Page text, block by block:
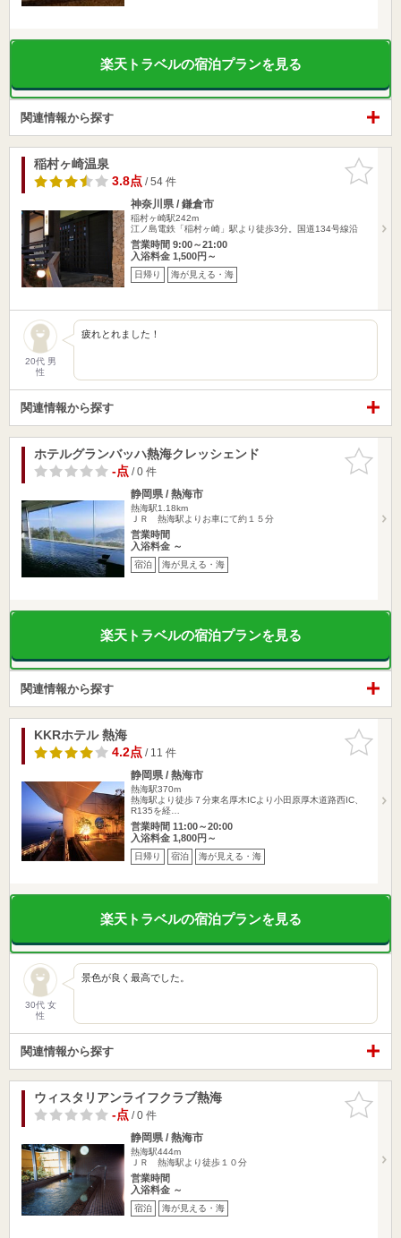
楽天トラベルの宿泊プランを見る
関連情報から探す
お気に入
りに追加
稲村ヶ崎温泉
3.8点/ 54 件
神奈川県 / 鎌倉市
稲村ヶ崎駅242m
江ノ島電鉄「稲村ヶ崎」駅より徒歩3分。国道134号線沿
営業時間 9:00～21:00
入浴料金 1,500円～
日帰り 海が見える・海
20代 男
性
疲れとれました！
関連情報から探す
お気に入
りに追加
ホテルグランバッハ熱海クレッシェンド
-点/ 0 件
静岡県 / 熱海市
熱海駅1.18km
ＪＲ 熱海駅よりお車にて約１５分
営業時間
入浴料金 ～
宿泊 海が見える・海
楽天トラベルの宿泊プランを見る
関連情報から探す
お気に入
りに追加
KKRホテル 熱海
4.2点/ 11 件
静岡県 / 熱海市
熱海駅370m
熱海駅より徒歩７分東名厚木ICより小田原厚木道路西IC、
R135を経…
営業時間 11:00～20:00
入浴料金 1,800円～
日帰り 宿泊 海が見える・海
楽天トラベルの宿泊プランを見る
30代 女
性
景色が良く最高でした。
関連情報から探す
お気に入
りに追加
ウィスタリアンライフクラブ熱海
-点/ 0 件
静岡県 / 熱海市
熱海駅444m
ＪＲ 熱海駅より徒歩１０分
営業時間
入浴料金 ～
宿泊 海が見える・海